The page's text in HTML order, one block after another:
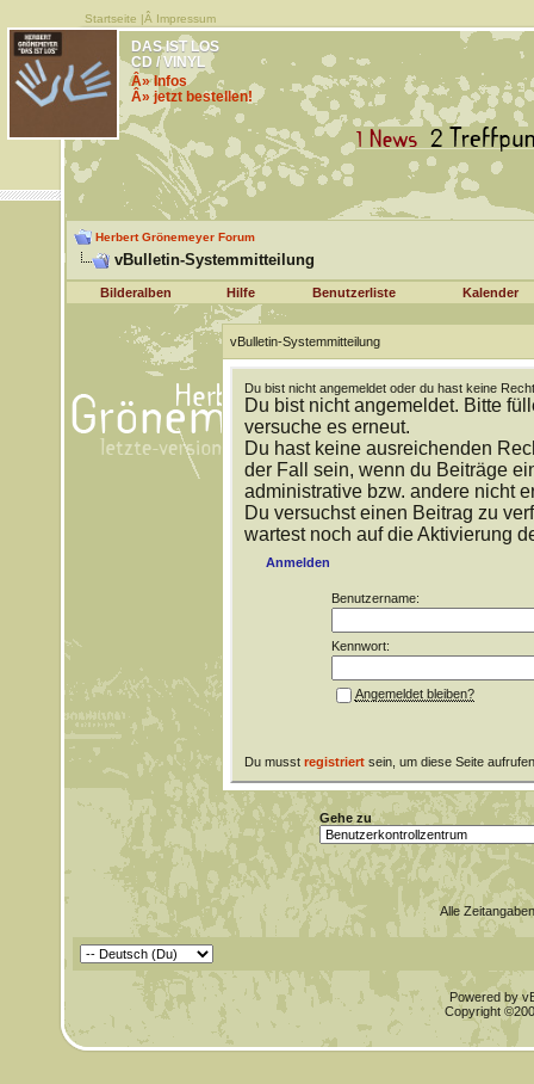
Startseite |Â Impressum
DAS IST LOS
CD / VINYL
Â» Infos
Â» jetzt bestellen!
Herbert Grönemeyer Forum
vBulletin-Systemmitteilung
Bilderalben Hilfe Benutzerliste Kalender
vBulletin-Systemmitteilung
Du bist nicht angemeldet oder du hast keine
Du bist nicht angemeldet. Bitte
versuche es erneut.
Du hast keine ausreichenden
der Fall sein, wenn du Beiträge
administrative bzw. andere nicht
Du versuchst einen Beitrag zu
wartest noch auf die Aktivierung
Anmelden
Benutzername:
Kennwort:
Angemeldet bleiben?
Du musst registriertsein, um diese Seite
Gehe zu
Alle
Powered by
Copyright